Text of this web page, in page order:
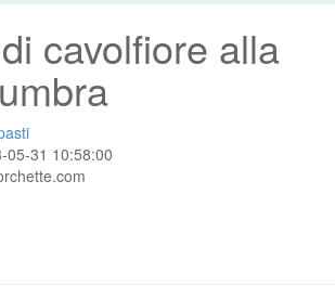
cavolfiore alla
05-31 10:58:00